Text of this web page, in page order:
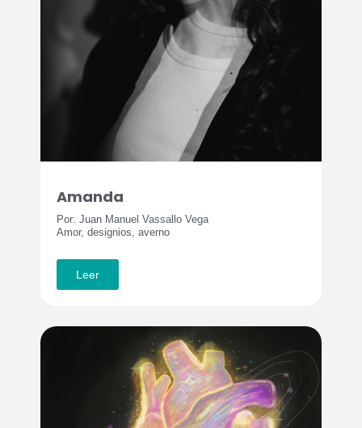
Amanda
Por: Juan Manuel Vassallo Vega
Amor, designios, averno
Leer